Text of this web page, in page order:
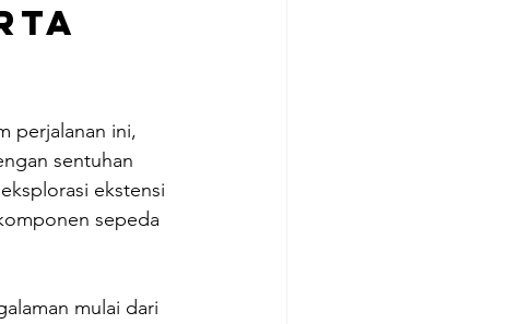
perjalanan ini,
sentuhan
ekstensi
sepeda
mulai dari